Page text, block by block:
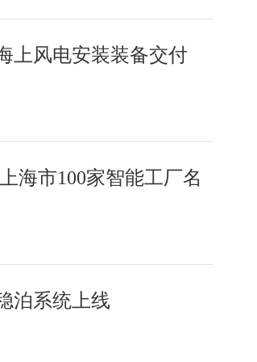
上风电安装装备交付
海市100家智能工厂名
泊系统上线